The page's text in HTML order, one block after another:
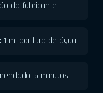
do fabricante
1 ml por litro de água
5 minutos